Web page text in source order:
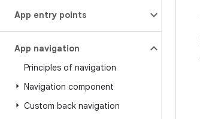
App entry points
App navigation
Principles of navigation
Navigation component
Custom back navigation